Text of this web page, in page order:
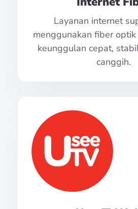
Layanan internet
menggunakan fiber
keunggulan cepat,
canggih.